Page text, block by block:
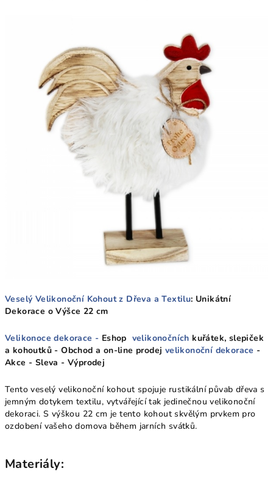
Veselý Velikonoční Kohout z Dřeva a Textilu: Unikátní
Dekorace o Výšce 22 cm
Velikonoce dekorace - Eshop velikonočních kuřátek, slepiček
a kohoutků - Obchod a on-line prodej velikonoční dekorace -
Akce - Sleva - Výprodej
Tento veselý velikonoční kohout spojuje rustikální půvab dřeva s
jemným dotykem textilu, vytvářející tak jedinečnou velikonoční
dekoraci. S výškou 22 cm je tento kohout skvělým prvkem pro
ozdobení vašeho domova během jarních svátků.
Materiály: